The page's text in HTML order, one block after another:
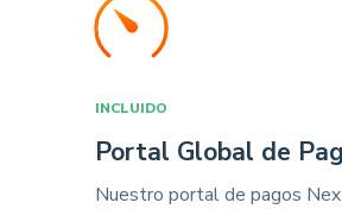
INCLUIDO
Portal Global de
Nuestro portal de pagos